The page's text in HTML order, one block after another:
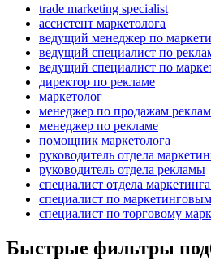
trade marketing specialist
ассистент маркетолога
ведущий менеджер по
ведущий специалист по
ведущий специалист по
директор по рекламе
маркетолог
менеджер по продажам
менеджер по рекламе
помощник маркетолога
руководитель отдела
руководитель отдела рекламы
специалист отдела
специалист по
специалист по торговому
Быстрые фильтры